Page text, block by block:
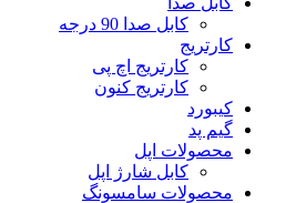
کابل صدا 90 درجه
کارتریج
کارتریج اچ پی
کارتریج کنون
کیبورد
گیم پد
محصولات اپل
کابل شارژ اپل
محصولات سامسونگ